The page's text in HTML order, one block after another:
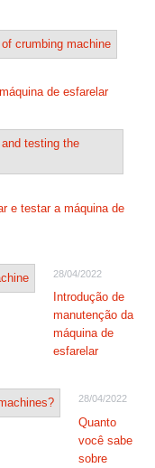
de esfarelar
e testar a máquina de
28/04/2022
Introdução de
manutenção da
máquina de
esfarelar
28/04/2022
Quanto
você sabe
sobre